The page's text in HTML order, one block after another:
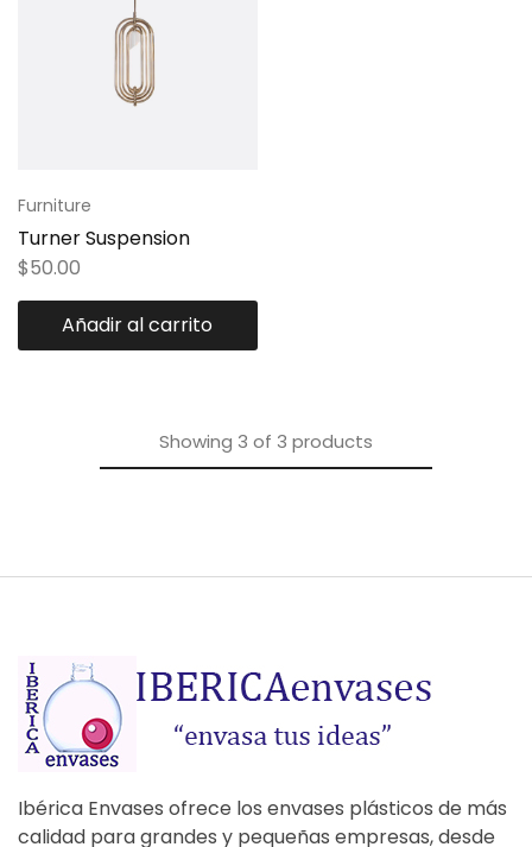
Furniture
Turner Suspension
$50.00
Añadir al carrito
Showing 3 of 3 products
Ibérica Envases ofrece los envases plásticos de más
calidad para grandes y pequeñas empresas, desde